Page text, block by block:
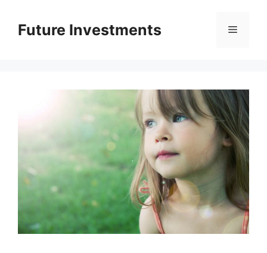
вмістуFuture Investments Меню